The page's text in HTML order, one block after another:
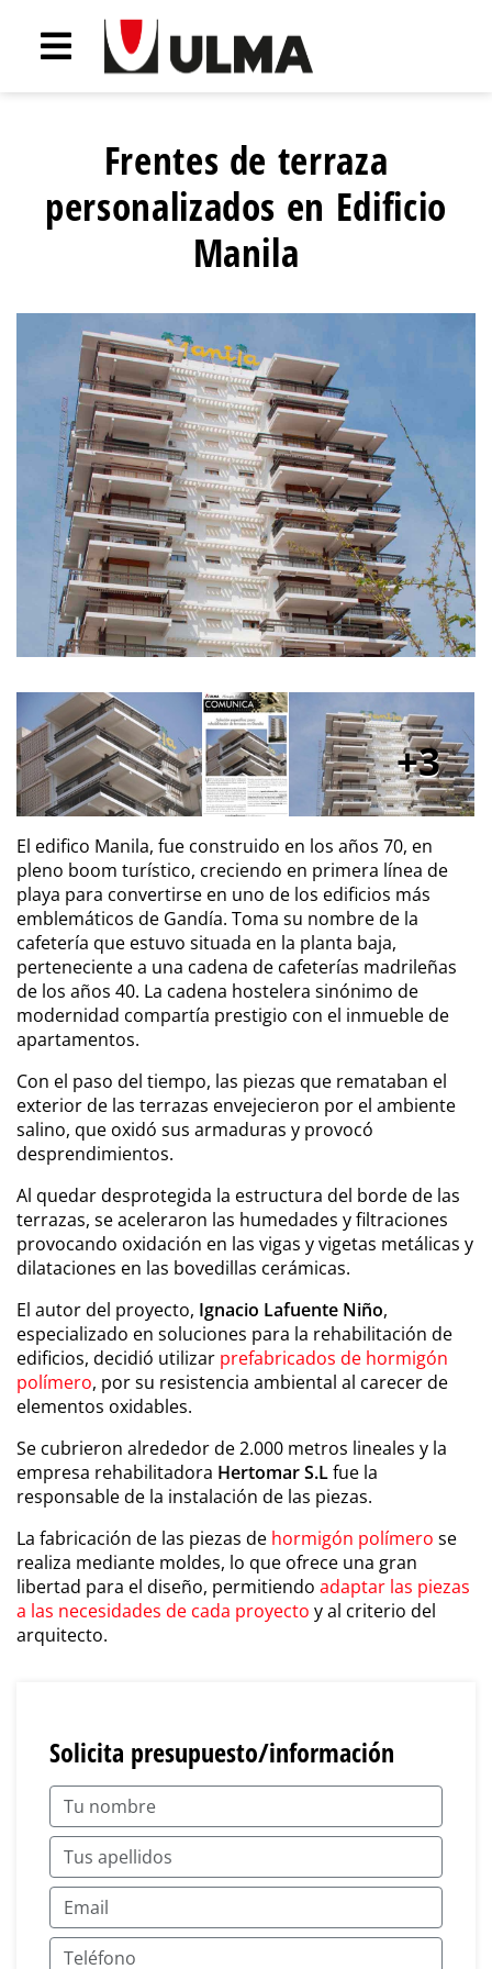
Frentes de terraza
personalizados en Edificio
Manila
3
El edifico Manila, fue construido en los años 70, en
pleno boom turístico, creciendo en primera línea de
playa para convertirse en uno de los edificios más
emblemáticos de Gandía. Toma su nombre de la
cafetería que estuvo situada en la planta baja,
perteneciente a una cadena de cafeterías madrileñas
de los años 40. La cadena hostelera sinónimo de
modernidad compartía prestigio con el inmueble de
apartamentos.
Con el paso del tiempo, las piezas que remataban el
exterior de las terrazas envejecieron por el ambiente
salino, que oxidó sus armaduras y provocó
desprendimientos.
Al quedar desprotegida la estructura del borde de las
terrazas, se aceleraron las humedades y filtraciones
provocando oxidación en las vigas y vigetas metálicas y
dilataciones en las bovedillas cerámicas.
El autor del proyecto, Ignacio Lafuente Niño,
especializado en soluciones para la rehabilitación de
edificios, decidió utilizar prefabricados de hormigón
polímero, por su resistencia ambiental al carecer de
elementos oxidables.
Se cubrieron alrededor de 2.000 metros lineales y la
empresa rehabilitadora Hertomar S.Lfue la
responsable de la instalación de las piezas.
La fabricación de las piezas de hormigón polímero se
realiza mediante moldes, lo que ofrece una gran
libertad para el diseño, permitiendo adaptar las piezas
a las necesidades de cada proyecto y al criterio del
arquitecto.
Solicita presupuesto/información